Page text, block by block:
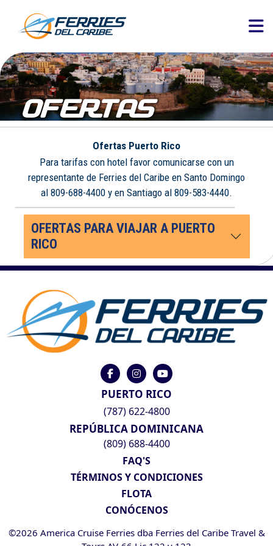
OFERTAS
Ofertas Puerto Rico
Para tarifas con hotel favor comunicarse con un
representante de Ferries del Caribe en Santo Domingo
al 809-688-4400 y en Santiago al 809-583-4440.
OFERTAS PARA VIAJAR A PUERTO
RICO
PUERTO RICO
(787) 622-4800
REPÚBLICA DOMINICANA
(809) 688-4400
FAQ'S
TÉRMINOS Y CONDICIONES
FLOTA
CONÓCENOS
©2026 America Cruise Ferries dba Ferries del Caribe Travel &